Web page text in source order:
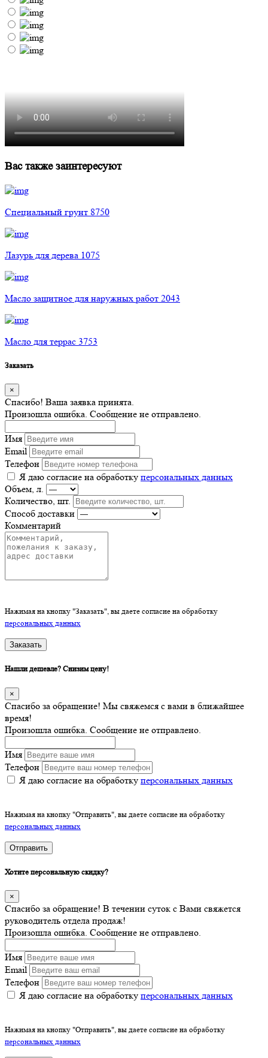
Вас также заинтересуют
Специальный грунт 8750
Лазурь для дерева 1075
Масло защитное для наружных работ 2043
Масло для террас 3753
Заказать
×
Спасибо! Ваша заявка принята.
Произошла ошибка. Сообщение не отправлено.
Имя
Email
Телефон
Я даю согласие на обработку персональных данных
Объем, л.
Количество, шт.
Способ доставки
Комментарий
Нажимая на кнопку "Заказать", вы даете согласие на обработку
персональных данных
Заказать
Нашли дешевле? Снизим цену!
×
Спасибо за обращение! Мы свяжемся с вами в ближайшее
время!
Произошла ошибка. Сообщение не отправлено.
Имя
Телефон
Я даю согласие на обработку персональных данных
Нажимая на кнопку "Отправить", вы даете согласие на обработку
персональных данных
Отправить
Хотите персональную скидку?
×
Спасибо за обращение! В течении суток с Вами свяжется
руководитель отдела продаж!
Произошла ошибка. Сообщение не отправлено.
Имя
Email
Телефон
Я даю согласие на обработку персональных данных
Нажимая на кнопку "Отправить", вы даете согласие на обработку
персональных данных